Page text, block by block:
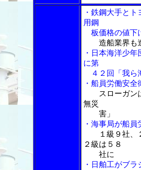
・鉄鋼大手と
用鋼
板価格の値下
造船業界も
・日本海洋少
に第
４２回「我ら
・船員労働安
スローガ
無災
害」
・海事局が船
１級９社
２級は５８
社に
・日舶工がブ